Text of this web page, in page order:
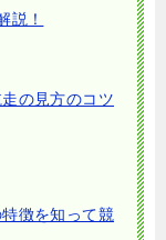
説！
の見方のコツ
徴を知って競